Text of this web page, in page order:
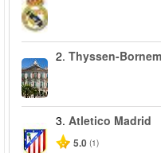
2. Thyssen-
3. Atletico Madrid
5.0 (1)